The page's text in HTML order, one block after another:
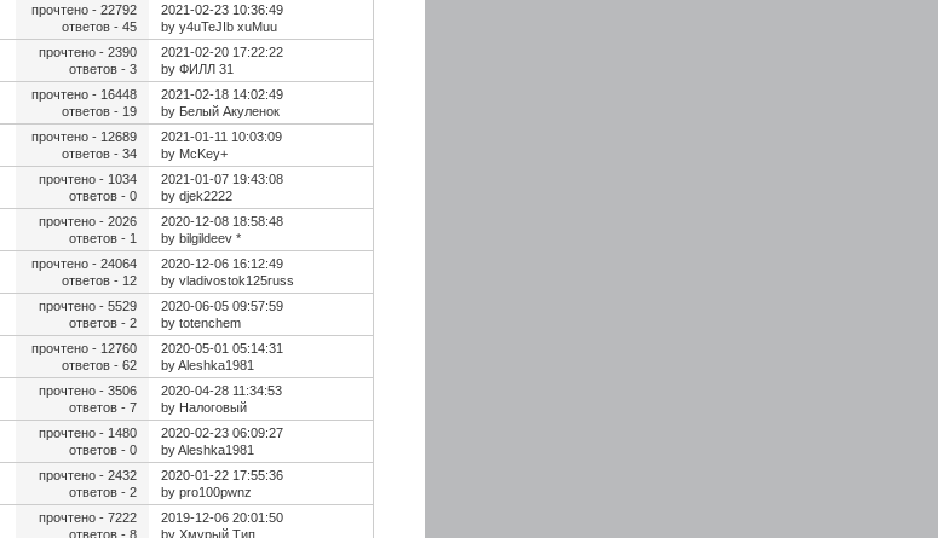
прочтено - 22792
ответов - 45
2021-02-23 10:36:49
by y4uTeJIb xuMuu
прочтено - 2390
ответов - 3
2021-02-20 17:22:22
by ФИЛЛ 31
прочтено - 16448
ответов - 19
2021-02-18 14:02:49
by Белый Акуленок
прочтено - 12689
ответов - 34
2021-01-11 10:03:09
by McKey+
прочтено - 1034
ответов - 0
2021-01-07 19:43:08
by djek2222
прочтено - 2026
ответов - 1
2020-12-08 18:58:48
by bilgildeev *
прочтено - 24064
ответов - 12
2020-12-06 16:12:49
by vladivostok125russ
прочтено - 5529
ответов - 2
2020-06-05 09:57:59
by totenchem
прочтено - 12760
ответов - 62
2020-05-01 05:14:31
by Aleshka1981
прочтено - 3506
ответов - 7
2020-04-28 11:34:53
by Налоговый
прочтено - 1480
ответов - 0
2020-02-23 06:09:27
by Aleshka1981
прочтено - 2432
ответов - 2
2020-01-22 17:55:36
by pro100pwnz
прочтено - 7222
ответов - 8
2019-12-06 20:01:50
by Хмурый.Тип.